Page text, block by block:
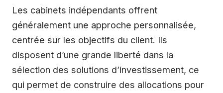
Les cabinets indépendants offrent
généralement une approche personnalisée,
centrée sur les objectifs du client. Ils
disposent d’une grande liberté dans la
sélection des solutions d’investissement, ce
qui permet de construire des allocations pour